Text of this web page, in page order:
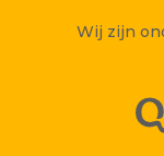
Wij zijn